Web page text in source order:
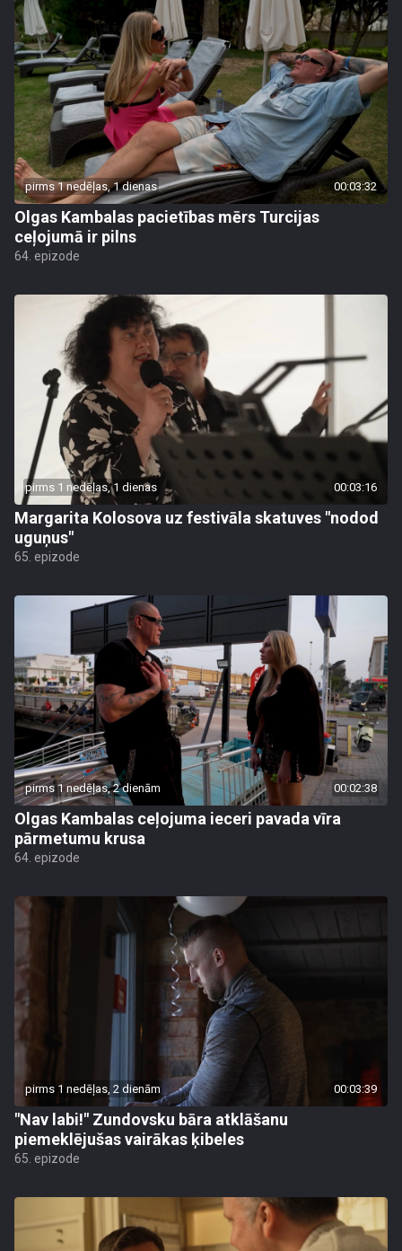
pirms 1 nedēļas, 1 dienas 00:03:32
Olgas Kambalas pacietības mērs Turcijas
ceļojumā ir pilns
64. epizode
pirms 1 nedēļas, 1 dienas 00:03:16
Margarita Kolosova uz festivāla skatuves "nodod
uguņus"
65. epizode
pirms 1 nedēļas, 2 dienām 00:02:38
Olgas Kambalas ceļojuma ieceri pavada vīra
pārmetumu krusa
64. epizode
pirms 1 nedēļas, 2 dienām 00:03:39
"Nav labi!" Zundovsku bāra atklāšanu
piemeklējušas vairākas ķibeles
65. epizode